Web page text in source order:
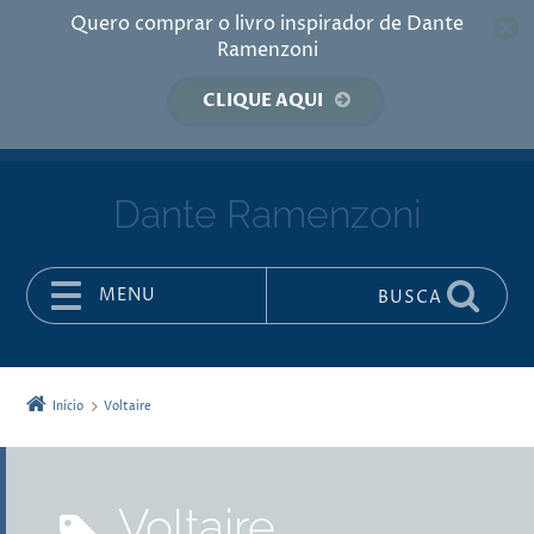
Quero comprar o livro inspirador de Dante
Ramenzoni
CLIQUE AQUI
Dante Ramenzoni
MENU BUSCA
Início Voltaire